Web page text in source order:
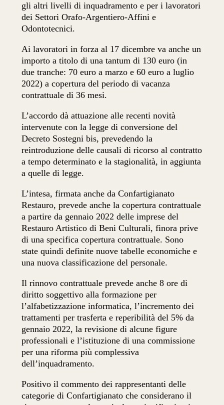
gli altri livelli di inquadramento e per i lavoratori
dei Settori Orafo-Argentiero-Affini e
Odontotecnici.
Ai lavoratori in forza al 17 dicembre va anche un
importo a titolo di una tantum di 130 euro (in
due tranche: 70 euro a marzo e 60 euro a luglio
2022) a copertura del periodo di vacanza
contrattuale di 36 mesi.
L’accordo dà attuazione alle recenti novità
intervenute con la legge di conversione del
Decreto Sostegni bis, prevedendo la
reintroduzione delle causali di ricorso al contratto
a tempo determinato e la stagionalità, in aggiunta
a quelle di legge.
L’intesa, firmata anche da Confartigianato
Restauro, prevede anche la copertura contrattuale
a partire da gennaio 2022 delle imprese del
Restauro Artistico di Beni Culturali, finora prive
di una specifica copertura contrattuale. Sono
state quindi definite nuove tabelle economiche e
una nuova classificazione del personale.
Il rinnovo contrattuale prevede anche 8 ore di
diritto soggettivo alla formazione per
l’alfabetizzazione informatica, l’incremento dei
trattamenti per trasferta e reperibilità del 5% da
gennaio 2022, la revisione di alcune figure
professionali e l’istituzione di una commissione
per una riforma più complessiva
dell’inquadramento.
Positivo il commento dei rappresentanti delle
categorie di Confartigianato che considerano il